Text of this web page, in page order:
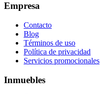
Empresa
Contacto
Blog
Términos de uso
Política de privacidad
Servicios promocionales
Inmuebles